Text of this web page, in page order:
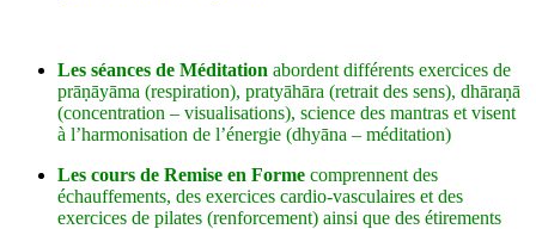
Les séances de Méditation abordent différents exercices de
prāṇāyāma (respiration), pratyāhāra (retrait des sens), dhāraṇā
(concentration – visualisations), science des mantras et visent
à l’harmonisation de l’énergie (dhyāna – méditation)
Les cours de Remise en Forme comprennent des
échauffements, des exercices cardio-vasculaires et des
exercices de pilates (renforcement) ainsi que des étirements